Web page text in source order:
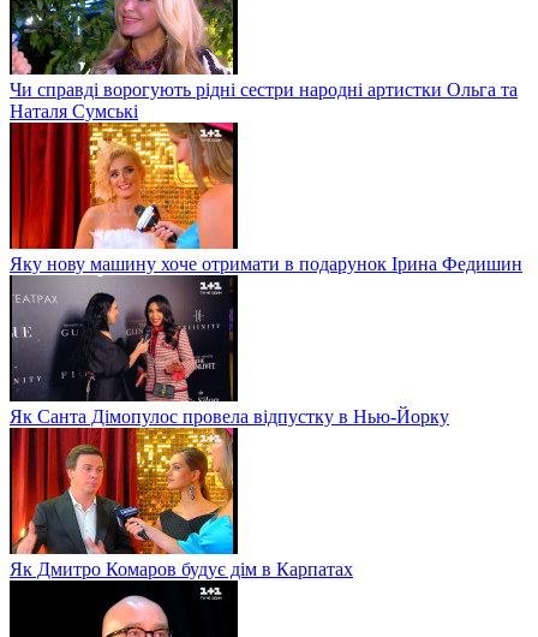
Чи справді ворогують рідні сестри народні артистки Ольга та
Наталя Сумські
Яку нову машину хоче отримати в подарунок Ірина Федишин
Як Санта Дімопулос провела відпустку в Нью-Йорку
Як Дмитро Комаров будує дім в Карпатах